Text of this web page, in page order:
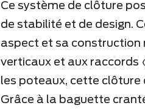
Ce système de clôture
de stabilité et de design.
aspect et sa construction
verticaux et aux raccords
les poteaux, cette clôture
Grâce à la baguette